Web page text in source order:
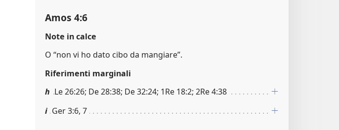
Amos 4:6
Note in calce
O “non vi ho dato cibo da mangiare”.
Riferimenti marginali
h Le 26:26; De 28:38; De 32:24; 1Re 18:2; 2Re 4:38
i Ger 3:6, 7